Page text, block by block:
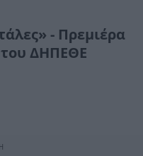
- Πρεμιέρα
του ΔΗΠΕΘΕ